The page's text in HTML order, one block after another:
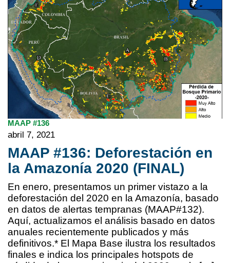
MAAP #136
abril 7, 2021
MAAP #136: Deforestación en
la Amazonía 2020 (FINAL)
En enero, presentamos un primer vistazo a la
deforestación del 2020 en la Amazonía, basado
en datos de alertas tempranas (MAAP#132).
Aquí, actualizamos el análisis basado en datos
anuales recientemente publicados y más
definitivos.* El Mapa Base ilustra los resultados
finales e indica los principales hotspots de